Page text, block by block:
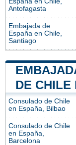
Antofagasta
Embajada de
España en Chile,
Santiago
DE CHILE
Consulado de Chile
en España, Bilbao
Consulado de Chile
en España,
Barcelona